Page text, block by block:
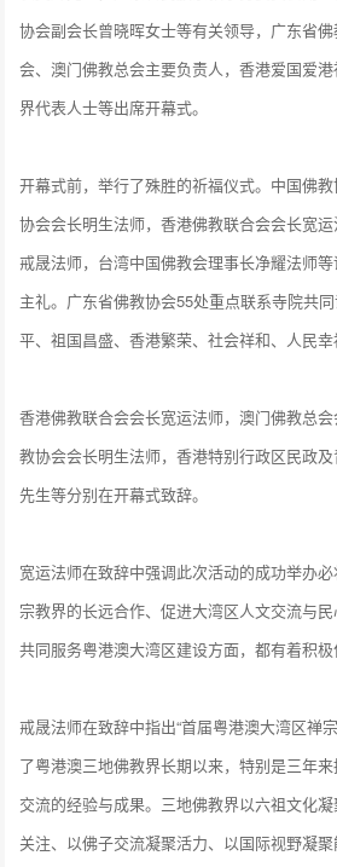
协会副会长曾晓晖女士等有关领导，广东省
会、澳门佛教总会主要负责人，香港爱国爱
界代表人士等出席开幕式。
开幕式前，举行了殊胜的祈福仪式。中国佛
协会会长明生法师，香港佛教联合会会长宽
戒晟法师，台湾中国佛教会理事长净耀法师
主礼。广东省佛教协会55处重点联系寺院共
平、祖国昌盛、香港繁荣、社会祥和、人民幸
香港佛教联合会会长宽运法师，澳门佛教总
教协会会长明生法师，香港特别行政区民政
先生等分别在开幕式致辞。
宽运法师在致辞中强调此次活动的成功举办
宗教界的长远合作、促进大湾区人文交流与
共同服务粤港澳大湾区建设方面，都有着积极
戒晟法师在致辞中指出“首届粤港澳大湾区禅
了粤港澳三地佛教界长期以来，特别是三年
交流的经验与成果。三地佛教界以六祖文化
关注、以佛子交流凝聚活力、以国际视野凝